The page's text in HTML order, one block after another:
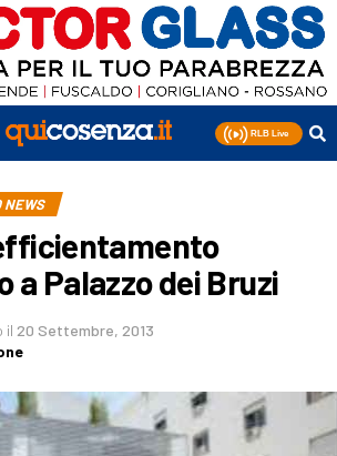
NEWS
a Palazzo dei Bruzi
il 20 Settembre, 2013